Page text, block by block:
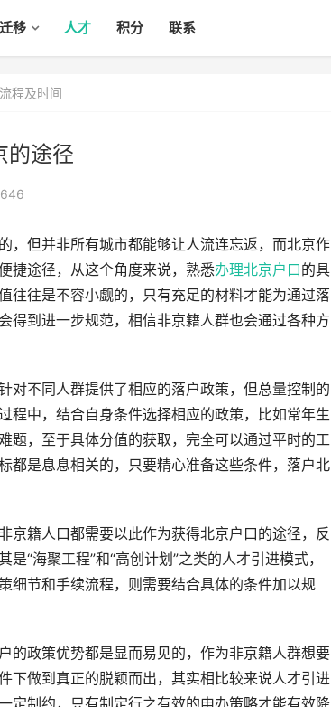
迁移 人才 积分 联系
程及时间
的途径
，但并非所有城市都能够让人流连忘返，而北京作
捷途径，从这个角度来说，熟悉办理北京户口的具
往往是不容小觑的，只有充足的材料才能为通过落
得到进一步规范，相信非京籍人群也会通过各种方
对不同人群提供了相应的落户政策，但总量控制的
程中，结合自身条件选择相应的政策，比如常年生
题，至于具体分值的获取，完全可以通过平时的工
都是息息相关的，只要精心准备这些条件，落户北
京籍人口都需要以此作为获得北京户口的途径，反
“海聚工程”和“高创计划”之类的人才引进模式，
细节和手续流程，则需要结合具体的条件加以规
的政策优势都是显而易见的，作为非京籍人群想要
下做到真正的脱颖而出，其实相比较来说人才引进